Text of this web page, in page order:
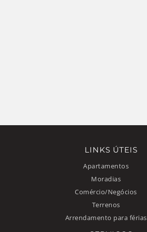
LINKS ÚTEIS
Apartamentos
Moradias
Comércio/Negócios
Terrenos
Arrendamento para férias